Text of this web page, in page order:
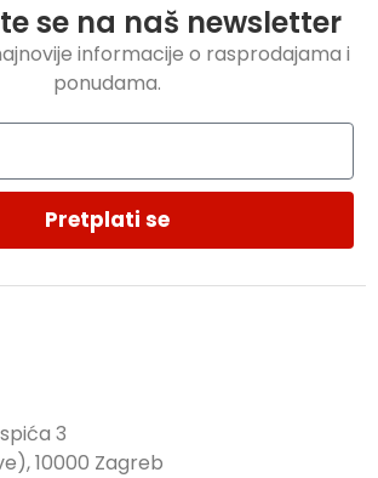
se na naš newsletter
informacije o rasprodajama i
ponudama.
Pretplati se
3
10000 Zagreb